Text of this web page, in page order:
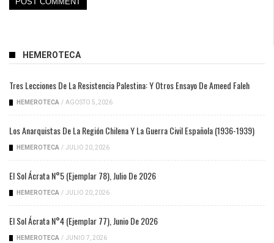
HEMEROTECA
Tres Lecciones De La Resistencia Palestina: Y Otros Ensayo De Ameed Faleh
HEMEROTECA / AGOSTO 5, 2026
Los Anarquistas De La Región Chilena Y La Guerra Civil Española (1936-1939)
HEMEROTECA / JULIO 20, 2026
El Sol Ácrata N°5 (ejemplar 78), Julio De 2026
HEMEROTECA / JULIO 20, 2026
El Sol Ácrata N°4 (ejemplar 77), Junio De 2026
HEMEROTECA / JUNIO 7, 2026